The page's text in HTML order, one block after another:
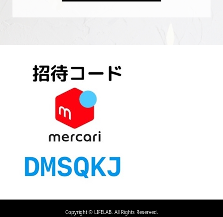
Copyright ©LIFELAB. All Rights Reserved.